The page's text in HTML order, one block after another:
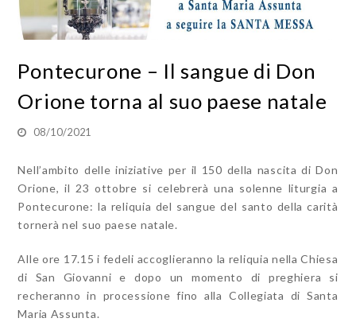
Pontecurone – Il sangue di Don
Orione torna al suo paese natale
08/10/2021
Nell’ambito delle iniziative per il 150 della nascita di Don
Orione, il 23 ottobre si celebrerà una solenne liturgia a
Pontecurone: la reliquia del sangue del santo della carità
tornerà nel suo paese natale.
Alle ore 17.15 i fedeli accoglieranno la reliquia nella Chiesa
di San Giovanni e dopo un momento di preghiera si
recheranno in processione fino alla Collegiata di Santa
Maria Assunta.